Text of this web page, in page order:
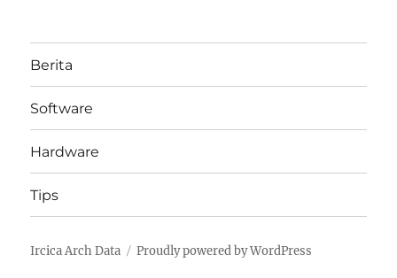
Berita
Software
Hardware
Tips
Ircica Arch Data Proudly powered by WordPress